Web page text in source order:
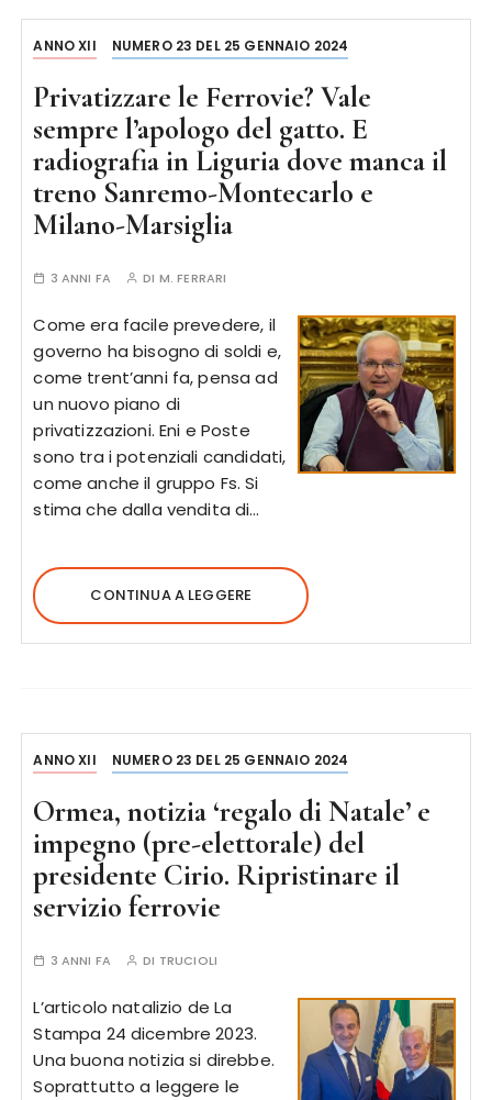
ANNO XII NUMERO 23 DEL 25 GENNAIO 2024
Privatizzare le Ferrovie? Vale
sempre l’apologo del gatto. E
radiografia in Liguria dove manca il
treno Sanremo-Montecarlo e
Milano-Marsiglia
3 ANNI FA DI M. FERRARI
Come era facile prevedere, il
governo ha bisogno di soldi e,
come trent’anni fa, pensa ad
un nuovo piano di
privatizzazioni. Eni e Poste
sono tra i potenziali candidati,
come anche il gruppo Fs. Si
stima che dalla vendita di…
CONTINUA A LEGGERE
ANNO XII NUMERO 23 DEL 25 GENNAIO 2024
Ormea, notizia ‘regalo di Natale’ e
impegno (pre-elettorale) del
presidente Cirio. Ripristinare il
servizio ferrovie
3 ANNI FA DI TRUCIOLI
L’articolo natalizio de La
Stampa 24 dicembre 2023.
Una buona notizia si direbbe.
Soprattutto a leggere le